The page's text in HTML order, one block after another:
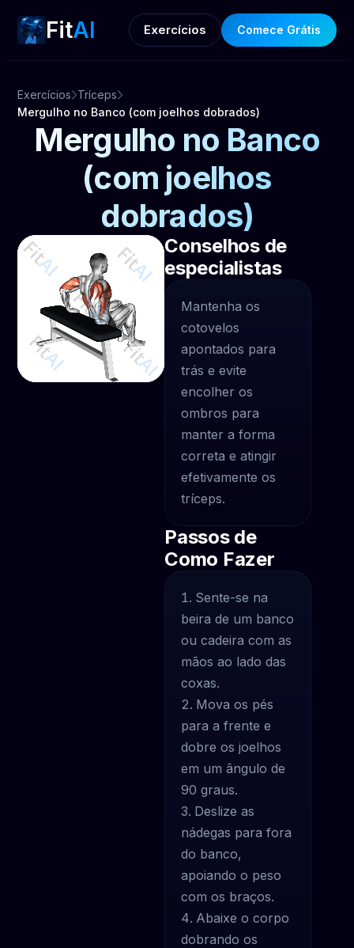
FitAI Exercícios Comece Grátis
Exercícios Tríceps
Mergulho no Banco (com joelhos dobrados)
Mergulho no Banco
(com joelhos
dobrados)
Conselhos de
especialistas
Mantenha os
cotovelos
apontados para
trás e evite
encolher os
ombros para
manter a forma
correta e atingir
efetivamente os
tríceps.
Passos de
Como Fazer
Sente-se na
beira de um banco
ou cadeira com as
mãos ao lado das
coxas.
Mova os pés
para a frente e
dobre os joelhos
em um ângulo de
90 graus.
Deslize as
nádegas para fora
do banco,
apoiando o peso
com os braços.
Abaixe o corpo
dobrando os